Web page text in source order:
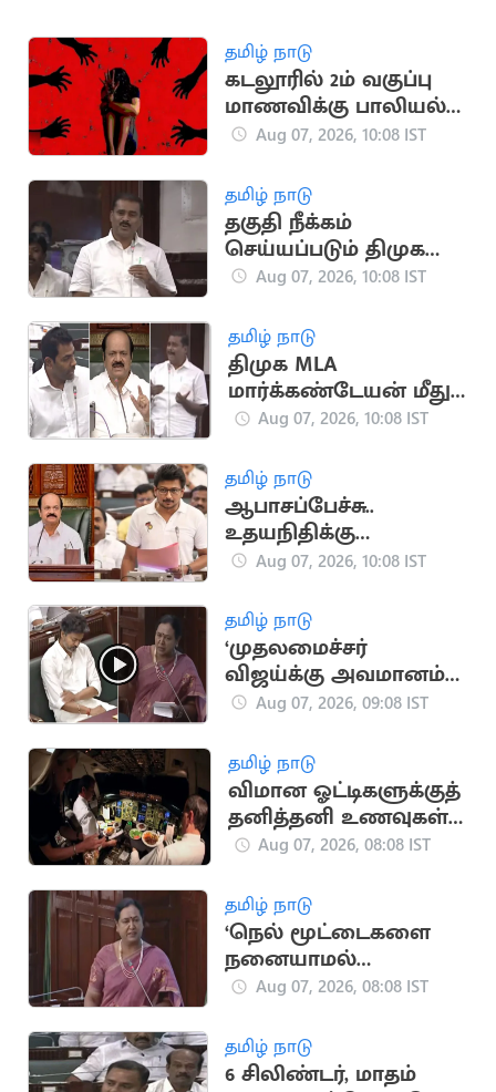
தமிழ் நாடு
கடலூரில் 2ம் வகுப்பு
மாணவிக்கு பாலியல்
தொல்லை.. ஆசிரியர்
Aug 07, 2026, 10:08 IST
தமிழ் நாடு
தகுதி நீக்கம்
செய்யப்படும் திமுக
எம்.எல்.ஏ
Aug 07, 2026, 10:08 IST
தமிழ் நாடு
திமுக MLA
மார்க்கண்டேயன் மீது
நடவடிக்கை கோரி
கடிதம்
Aug 07, 2026, 10:08 IST
தமிழ் நாடு
ஆபாசப்பேச்சு..
உதயநிதிக்கு
மறைமுகமாக குட்டு
Aug 07, 2026, 10:08 IST
தமிழ் நாடு
‘முதலமைச்சர்
விஜய்க்கு அவமானம்
என்றால் தமிழகம்
பிரேமலதா
Aug 07, 2026, 09:08 IST
தமிழ் நாடு
விமான ஓட்டிகளுக்குத்
தனித்தனி உணவுகள்
ஏன் தெரியுமா?
Aug 07, 2026, 08:08 IST
தமிழ் நாடு
‘நெல் மூட்டைகளை
நனையாமல்
பாதுகாக்க வேண்டும்’..
விஜயகாந்த்
Aug 07, 2026, 08:08 IST
தமிழ் நாடு
6 சிலிண்டர், மாதம்